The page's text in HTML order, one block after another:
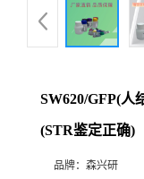
SW620/GFP(人
(STR鉴定正确)
品牌： 森兴研